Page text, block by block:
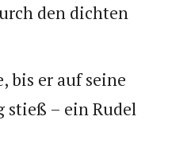
den dichten
bis er auf seine
stieß – ein Rudel